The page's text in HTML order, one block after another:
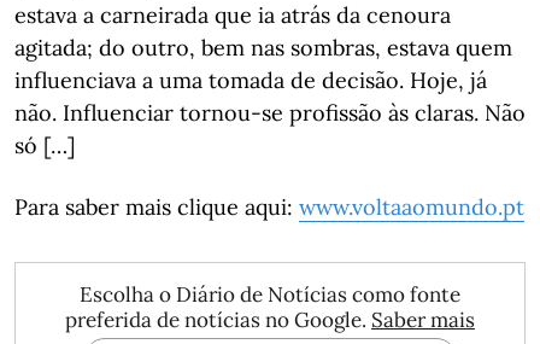
estava a carneirada que ia atrás da cenoura
agitada; do outro, bem nas sombras, estava quem
influenciava a uma tomada de decisão. Hoje, já
não. Influenciar tornou-se profissão às claras. Não
só […]
Para saber mais clique aqui: www.voltaaomundo.pt
Escolha o Diário de Notícias como fonte
preferida de notícias no Google. Saber mais